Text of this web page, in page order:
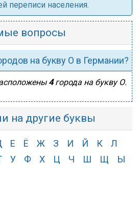
переписи населения.
вопросы
на букву О в Германии?
4города на букву О.
на другие буквы
Е Ё Ж З И Й К
Л
У Ф Х Ц Ч Ш Щ
Ы